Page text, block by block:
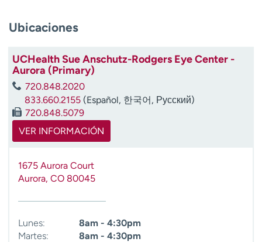
n
o
n
a
Ubicaciones
UCHealth Sue Anschutz-Rodgers Eye Center -
Aurora (Primary)
720.848.2020
833.660.2155 (Español, 한국어, Русский)
720.848.5079
VER INFORMACIÓN
1675 Aurora Court
Aurora, CO 80045
Lunes:
8am - 4:30pm
Martes:
8am - 4:30pm